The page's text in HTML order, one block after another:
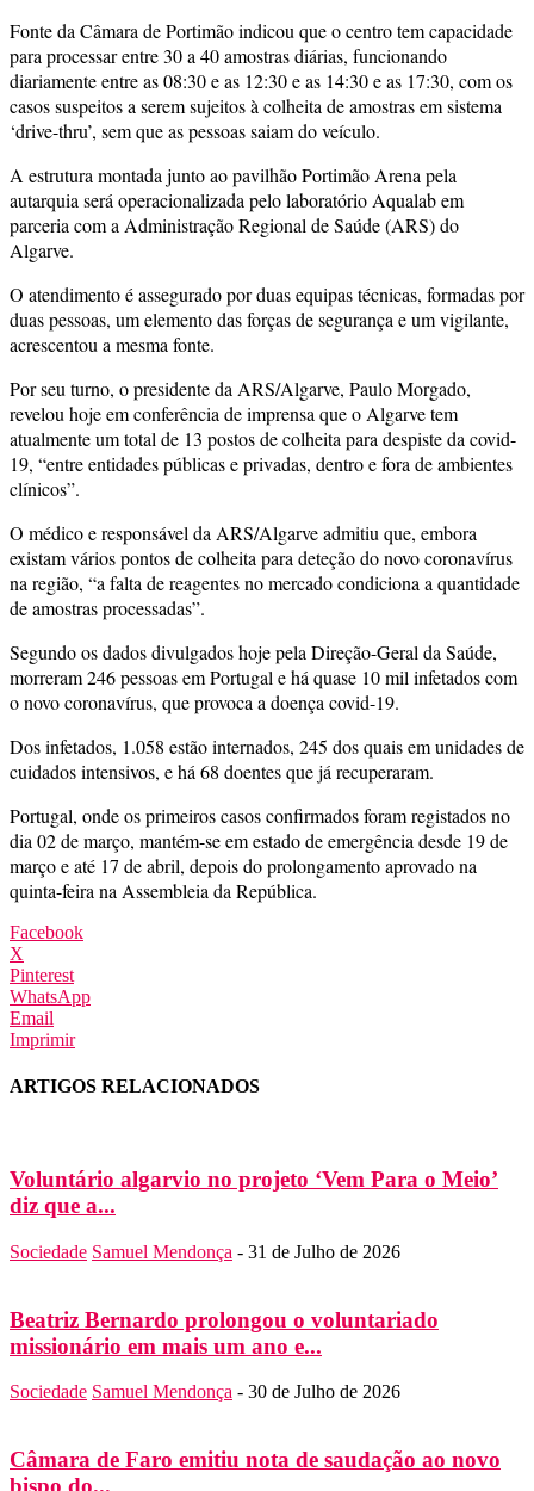
Fonte da Câmara de Portimão indicou que o centro tem capacidade
para processar entre 30 a 40 amostras diárias, funcionando
diariamente entre as 08:30 e as 12:30 e as 14:30 e as 17:30, com os
casos suspeitos a serem sujeitos à colheita de amostras em sistema
‘drive-thru’, sem que as pessoas saiam do veículo.
A estrutura montada junto ao pavilhão Portimão Arena pela
autarquia será operacionalizada pelo laboratório Aqualab em
parceria com a Administração Regional de Saúde (ARS) do
Algarve.
O atendimento é assegurado por duas equipas técnicas, formadas por
duas pessoas, um elemento das forças de segurança e um vigilante,
acrescentou a mesma fonte.
Por seu turno, o presidente da ARS/Algarve, Paulo Morgado,
revelou hoje em conferência de imprensa que o Algarve tem
atualmente um total de 13 postos de colheita para despiste da covid-
19, “entre entidades públicas e privadas, dentro e fora de ambientes
clínicos”.
O médico e responsável da ARS/Algarve admitiu que, embora
existam vários pontos de colheita para deteção do novo coronavírus
na região, “a falta de reagentes no mercado condiciona a quantidade
de amostras processadas”.
Segundo os dados divulgados hoje pela Direção-Geral da Saúde,
morreram 246 pessoas em Portugal e há quase 10 mil infetados com
o novo coronavírus, que provoca a doença covid-19.
Dos infetados, 1.058 estão internados, 245 dos quais em unidades de
cuidados intensivos, e há 68 doentes que já recuperaram.
Portugal, onde os primeiros casos confirmados foram registados no
dia 02 de março, mantém-se em estado de emergência desde 19 de
março e até 17 de abril, depois do prolongamento aprovado na
quinta-feira na Assembleia da República.
Facebook
X
Pinterest
WhatsApp
Email
Imprimir
ARTIGOS RELACIONADOS
Voluntário algarvio no projeto ‘Vem Para o Meio’
diz que a...
Sociedade Samuel Mendonça - 31 de Julho de 2026
Beatriz Bernardo prolongou o voluntariado
missionário em mais um ano e...
Sociedade Samuel Mendonça - 30 de Julho de 2026
Câmara de Faro emitiu nota de saudação ao novo
bispo do...